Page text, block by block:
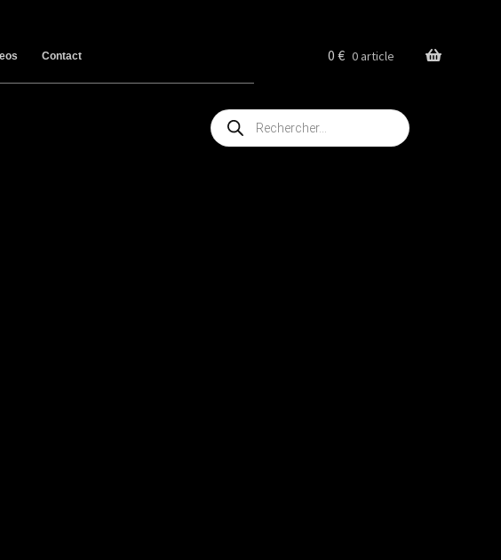
Contact 0€ 0 article
Recherche
de
produits